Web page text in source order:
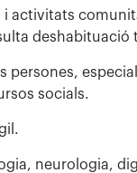
i activitats
deshabituació
persones,
socials.
neurologia,